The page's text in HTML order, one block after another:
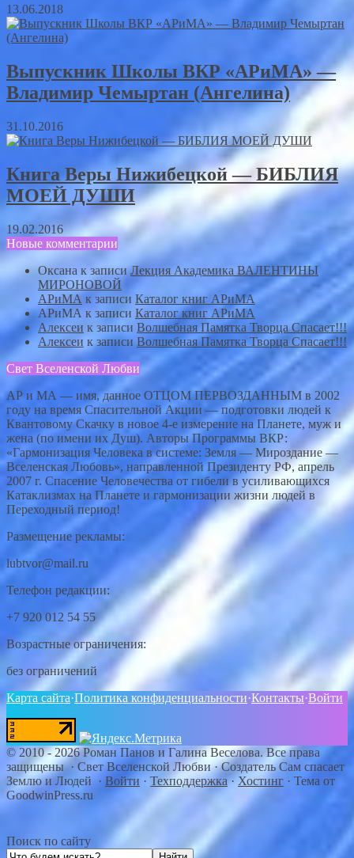
13.06.2018
Выпускник Школы ВКР «АРиМА» —
Владимир Чемыртан (Ангелина)
31.10.2016
Книга Веры Нижибецкой — БИБЛИЯ
МОЕЙ ДУШИ
19.02.2016
Новые комментарии
Оксана к записиЛекция Академика ВАЛЕНТИНЫ
МИРОНОВОЙ
АРиМА к записи Каталог книг АРиМА
АРиМА к записи Каталог книг АРиМА
Алексеи к записи Волшебная Памятка Творца Спасает!!!
Алексеи к записи Волшебная Памятка Творца Спасает!!!
Свет Вселенской Любви
АР и МА — имя, данное ОТЦОМ ПЕРВОЗДАННЫМ в 2002
году на время Спасительной Акции — подготовки людей к
Квантовому Скачку в новое 4-е измерение на Планете, муж и
жена (по имени их Душ). Авторы Программы ВКР:
«Гармонизация Человека в системе: Земля — Мироздание —
Вселенская Любовь», направленной Президенту РФ, апрель
2007 г. Спасение Человечества от гибели в усиливающихся
Катаклизмах на Планете и гармонизации жизни людей в
Переходный период!
Размещение рекламы:
lubtvor@mail.ru
Телефон редакции:
+7 920 012 54 55
Возрастные ограничения:
без ограничений
Карта сайта·Политика конфиденциальности·Контакты·Войти
© 2010 - 2026Роман Панов и Галина Веселова. Все права
защищены · Свет Вселенской Любви·Создатель Сам спасает
Землю и Людей · Войти · Техподдержка· Хостинг · Тема от
GoodwinPress.ru
Поиск по сайту